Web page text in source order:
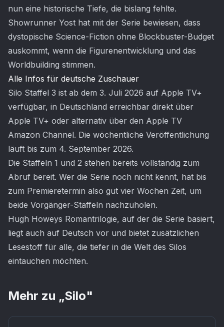
nun eine historische Tiefe, die bislang fehlte.
Showrunner Yost hat mit der Serie bewiesen, dass
dystopische Science-Fiction ohne Blockbuster-Budget
auskommt, wenn die Figurenentwicklung und das
Worldbuilding stimmen.
Alle Infos für deutsche Zuschauer
Silo Staffel 3 ist ab dem 3. Juli 2026 auf Apple TV+
verfügbar, in Deutschland erreichbar direkt über
Apple TV+ oder alternativ über den Apple TV
Amazon Channel. Die wöchentliche Veröffentlichung
läuft bis zum 4. September 2026.
Die Staffeln 1 und 2 stehen bereits vollständig zum
Abruf bereit. Wer die Serie noch nicht kennt, hat bis
zum Premieretermin also gut vier Wochen Zeit, um
beide Vorgänger-Staffeln nachzuholen.
Hugh Howeys Romantrilogie, auf der die Serie basiert,
liegt auch auf Deutsch vor und bietet zusätzlichen
Lesestoff für alle, die tiefer in die Welt des Silos
eintauchen möchten.
Mehr zu „Silo"